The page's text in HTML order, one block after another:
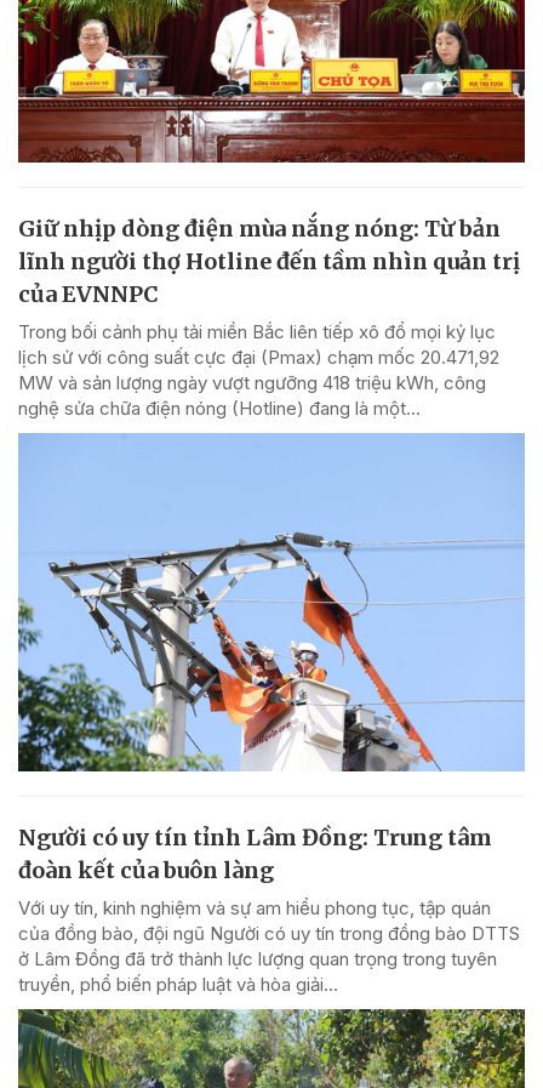
Giữ nhịp dòng điện mùa nắng nóng: Từ bản
lĩnh người thợ Hotline đến tầm nhìn quản trị
của EVNNPC
Trong bối cảnh phụ tải miền Bắc liên tiếp xô đổ mọi kỷ lục
lịch sử với công suất cực đại (Pmax) chạm mốc 20.471,92
MW và sản lượng ngày vượt ngưỡng 418 triệu kWh, công
nghệ sửa chữa điện nóng (Hotline) đang là một...
Người có uy tín tỉnh Lâm Đồng: Trung tâm
đoàn kết của buôn làng
Với uy tín, kinh nghiệm và sự am hiểu phong tục, tập quán
của đồng bào, đội ngũ Người có uy tín trong đồng bào DTTS
ở Lâm Đồng đã trở thành lực lượng quan trọng trong tuyên
truyền, phổ biến pháp luật và hòa giải...